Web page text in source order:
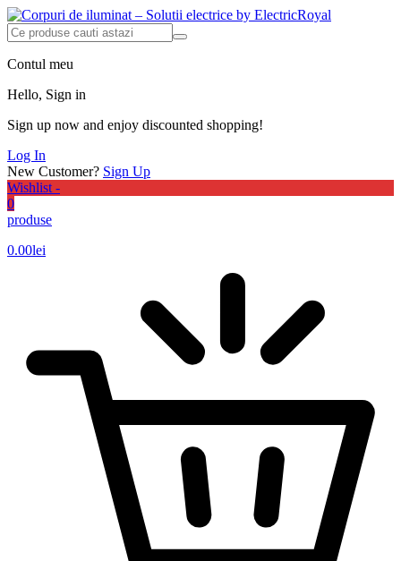
Contul meu
Hello, Sign in
Sign up now and enjoy discounted shopping!
Log In
New Customer? Sign Up
Wishlist -
0
produse
0.00lei